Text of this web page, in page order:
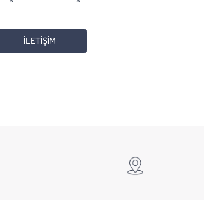
İLETİŞİM